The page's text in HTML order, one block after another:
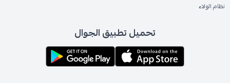
نظام الولاء
تحميل تطبيق الجوال